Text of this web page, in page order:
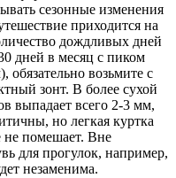
сезонные изменения
приходится на
дождливых дней
дней в месяц с пиком
обязательно возьмите с
зонт. В более сухой
выпадает всего 2-3 мм,
но легкая куртка
не помешает. Вне
для прогулок, например,
незаменима.